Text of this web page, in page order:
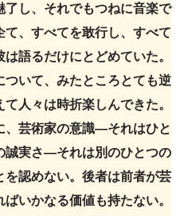
し、それでもつねに音楽で
、すべてを敢行し、すべて
語るだけにとどめていた。
いて、みたところとても逆
人々は時折楽しんできた。
、芸術家の意識—それはひと
実さ—それは別のひとつの
認めない。後者は前者が芸
いかなる価値も持たない。